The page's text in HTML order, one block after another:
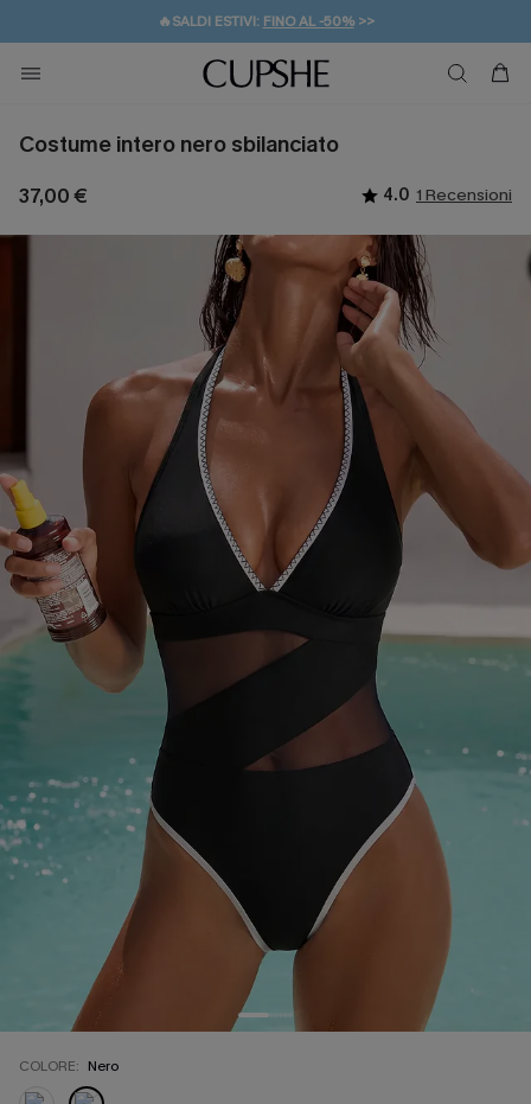
🔥SALDI ESTIVI: FINO AL -50%>>
🚚SPEDIZIONE GRATUITA DA 49€
💌REGALO PER I NUOVI: 20% DI SCONTO*
Costume intero nero sbilanciato
37,00 € 4.0 1 Recensioni
COLORE: Nero